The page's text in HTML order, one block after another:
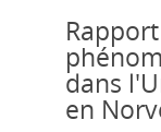
dans
en